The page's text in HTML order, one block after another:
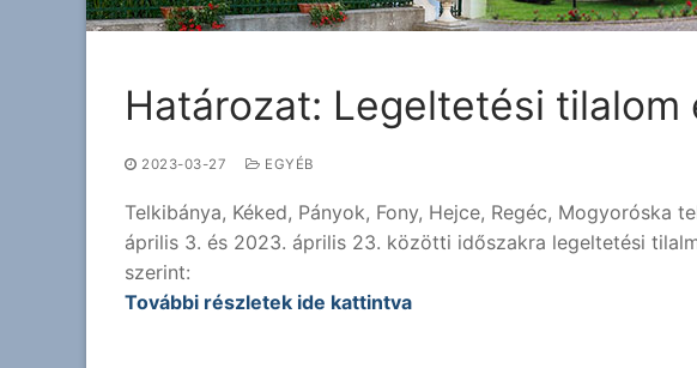
Határozat: Legeltetési tilalom
2023-03-27 EGYÉB
Telkibánya, Kéked, Pányok, Fony, Hejce, Regéc, Mogyoróska
április 3. és 2023. április 23. közötti időszakra legeltetési
szerint:
További részletek ide kattintva